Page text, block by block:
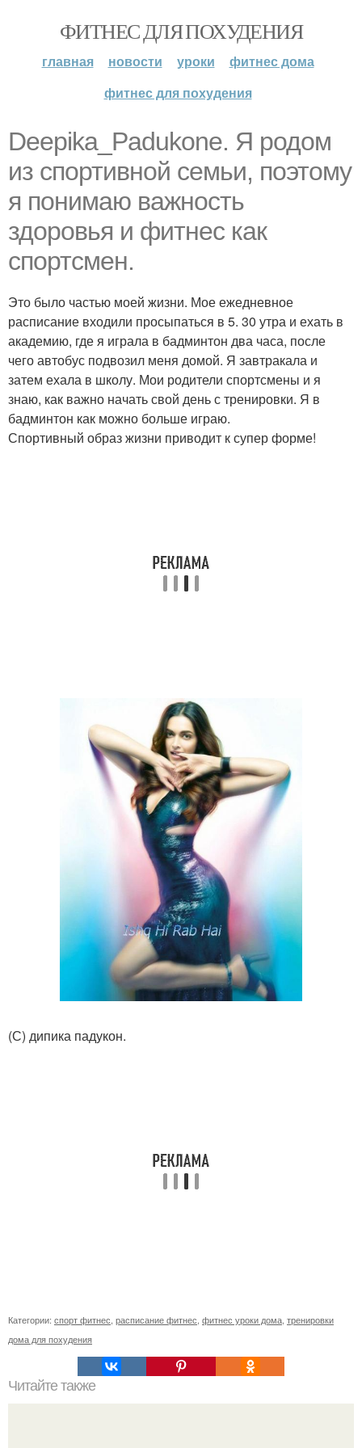
ФИТНЕС ДЛЯ ПОХУДЕНИЯ
главная новости уроки
фитнес дома
фитнес для похудения
Deepika_Padukone. Я родом
из спортивной семьи, поэтому
я понимаю важность
здоровья и фитнес как
спортсмен.
Это было частью моей жизни. Мое ежедневное
расписание входили просыпаться в 5. 30 утра и ехать в
академию, где я играла в бадминтон два часа, после
чего автобус подвозил меня домой. Я завтракала и
затем ехала в школу. Мои родители спортсмены и я
знаю, как важно начать свой день с тренировки. Я в
бадминтон как можно больше играю.
Спортивный образ жизни приводит к супер форме!
(С) дипика падукон.
Категории: спорт фитнес расписание фитнес фитнес уроки дома тренировки
дома для похудения
Читайте также